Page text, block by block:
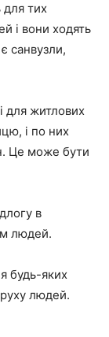
для тих
і вони ходять
санвузли,
для житлових
і по них
Це може бути
в
людей.
будь-яких
людей.